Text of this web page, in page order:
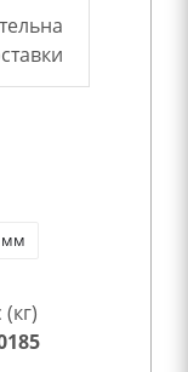
мм
(кг)